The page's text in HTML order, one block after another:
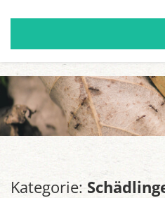
Kategorie: